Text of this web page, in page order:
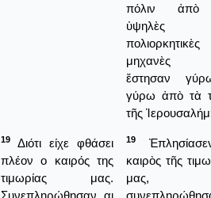
πόλιν ἀπὸ
ὑψηλὲς
πολιορκητικὲς
μηχανὲς
ἔστησαν
γύρω ἀπὸ τὰ
τῆς
19
Διότι είχε φθάσει
πλέον ο καιρός της
τιμωρίας μας.
Συνεπληρώθησαν αι
19
καιρὸς τῆς
μας,